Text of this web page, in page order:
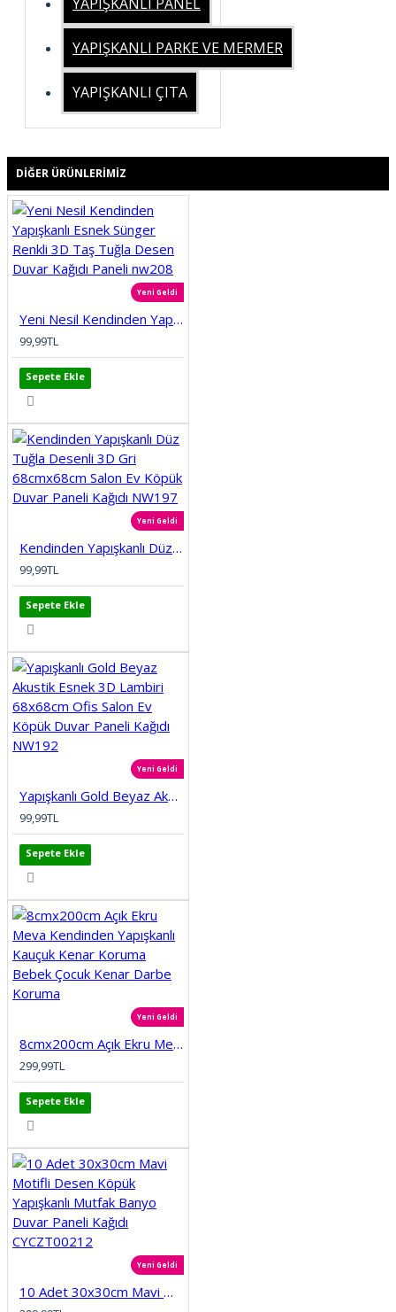
YAPIŞKANLI PARKE VE MERMER
YAPIŞKANLI ÇITA
DIĞER ÜRÜNLERIMIZ
Yeni Geldi
Yeni Nesil Kendinden Yapışkanlı Esnek Sünger Renkli 3D Taş Tuğla Desen Duvar Kağıdı Paneli nw208
99,99TL
Sepete Ekle
Yeni Geldi
Kendinden Yapışkanlı Düz Tuğla Desenli 3D Gri 68cmx68cm Salon Ev Köpük Duvar Paneli Kağıdı NW197
99,99TL
Sepete Ekle
Yeni Geldi
Yapışkanlı Gold Beyaz Akustik Esnek 3D Lambiri 68x68cm Ofis Salon Ev Köpük Duvar Paneli Kağıdı NW192
99,99TL
Sepete Ekle
Yeni Geldi
8cmx200cm Açık Ekru Meva Kendinden Yapışkanlı Kauçuk Kenar Koruma Bebek Çocuk Kenar Darbe Koruma
299,99TL
Sepete Ekle
Yeni Geldi
10 Adet 30x30cm Mavi Motifli Desen Köpük Yapışkanlı Mutfak Banyo Duvar Paneli Kağıdı CYCZT00212